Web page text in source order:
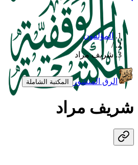
المؤلفون
/
شريف مراد
الرق المنشور المكتبة الشاملة
شريف مراد